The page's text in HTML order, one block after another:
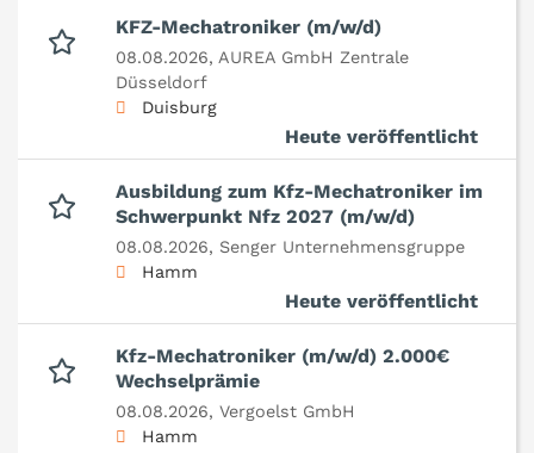
KFZ-Mechatroniker (m/w/d)
08.08.2026, AUREA GmbH Zentrale
Düsseldorf
Duisburg
Heute veröffentlicht
Ausbildung zum Kfz-Mechatroniker im
Schwerpunkt Nfz 2027 (m/w/d)
08.08.2026, Senger Unternehmensgruppe
Hamm
Heute veröffentlicht
Kfz-Mechatroniker (m/w/d) 2.000€
Wechselprämie
08.08.2026, Vergoelst GmbH
Hamm